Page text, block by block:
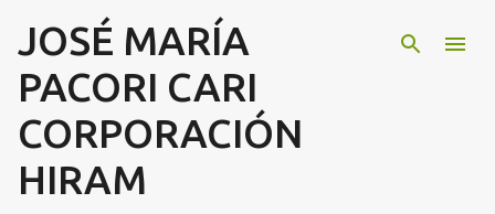
Ir al contenido principal
JOSÉ MARÍA
PACORI CARI
CORPORACIÓN
HIRAM